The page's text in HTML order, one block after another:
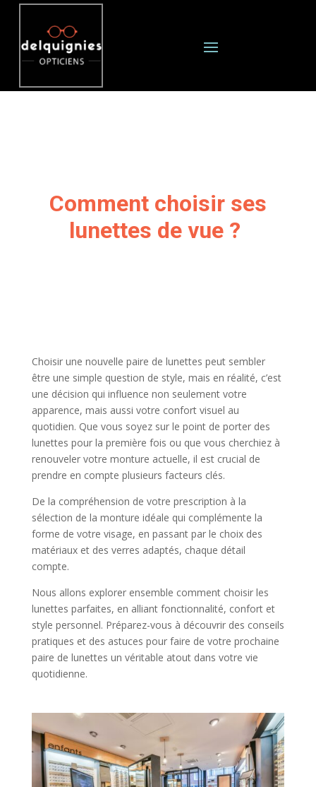
Comment choisir ses
lunettes de vue ?
Choisir une nouvelle paire de lunettes peut sembler
être une simple question de style, mais en réalité, c’est
une décision qui influence non seulement votre
apparence, mais aussi votre confort visuel au
quotidien. Que vous soyez sur le point de porter des
lunettes pour la première fois ou que vous cherchiez à
renouveler votre monture actuelle, il est crucial de
prendre en compte plusieurs facteurs clés.
De la compréhension de votre prescription à la
sélection de la monture idéale qui complémente la
forme de votre visage, en passant par le choix des
matériaux et des verres adaptés, chaque détail
compte.
Nous allons explorer ensemble comment choisir les
lunettes parfaites, en alliant fonctionnalité, confort et
style personnel. Préparez-vous à découvrir des conseils
pratiques et des astuces pour faire de votre prochaine
paire de lunettes un véritable atout dans votre vie
quotidienne.